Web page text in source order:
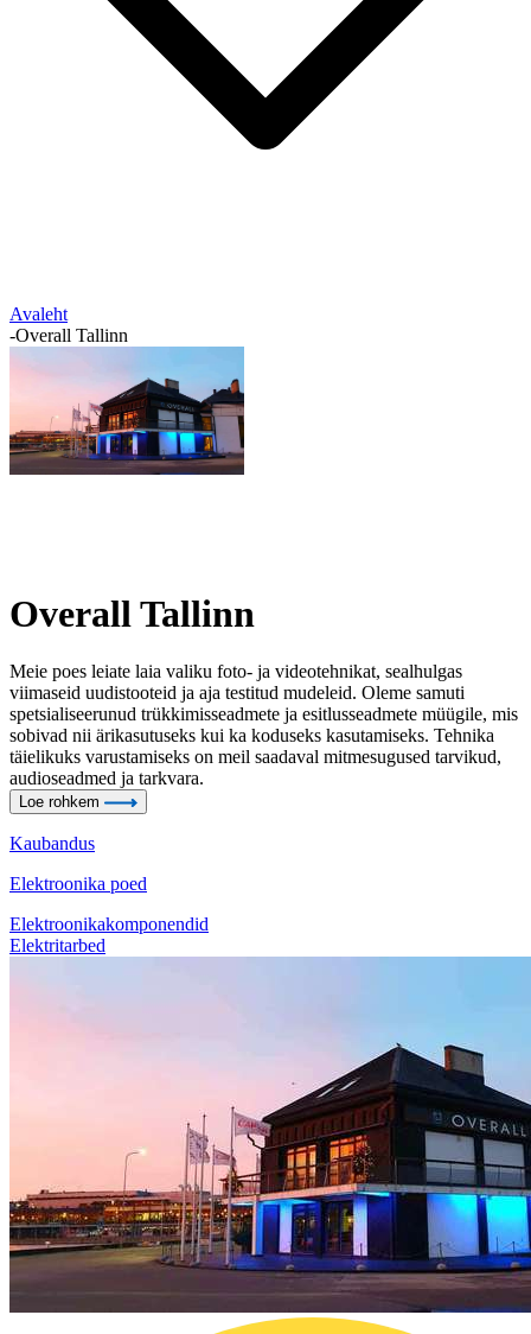
Avaleht
-Overall Tallinn
Overall Tallinn
Meie poes leiate laia valiku foto- ja videotehnikat, sealhulgas
viimaseid uudistooteid ja aja testitud mudeleid. Oleme samuti
spetsialiseerunud trükkimisseadmete ja esitlusseadmete müügile, mis
sobivad nii ärikasutuseks kui ka koduseks kasutamiseks. Tehnika
täielikuks varustamiseks on meil saadaval mitmesugused tarvikud,
audioseadmed ja tarkvara.
Loe rohkem
Kaubandus
Elektroonika poed
Elektroonikakomponendid
Elektritarbed